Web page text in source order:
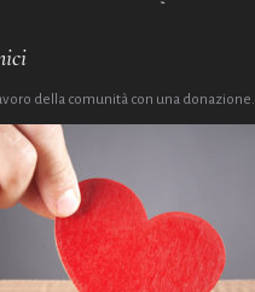
della comunità con una donazione.